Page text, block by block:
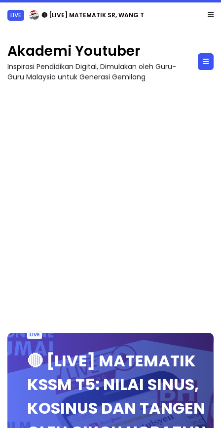
Sejarah Tingkatan 4
Akademi Youtuber
Inspirasi Pendidikan Digital, Dimulakan oleh Guru-
Guru Malaysia untuk Generasi Gemilang
LIVE
🔴 [LIVE] MATEMATIK
KSSM T5: NILAI SINUS,
KOSINUS DAN TANGEN